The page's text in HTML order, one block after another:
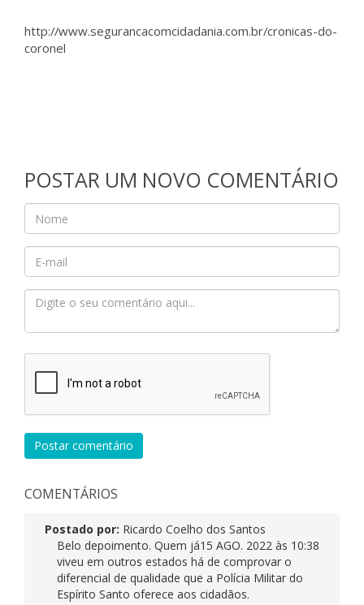
http://www.segurancacomcidadania.com.br/cronicas-do-
coronel
POSTAR UM NOVO COMENTÁRIO
Postar comentário
COMENTÁRIOS
Postado por: Ricardo Coelho dos Santos
15 AGO. 2022 às 10:38
Belo depoimento. Quem já
viveu em outros estados há de comprovar o
diferencial de qualidade que a Polícia Militar do
Espírito Santo oferece aos cidadãos.